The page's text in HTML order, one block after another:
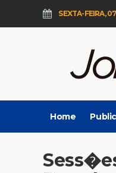
SEXTA-FEIRA,
Home